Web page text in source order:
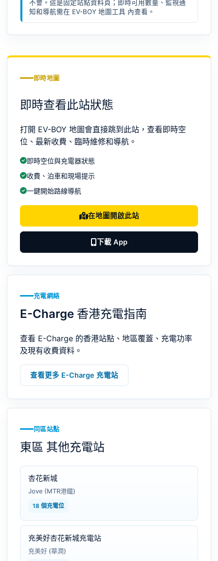
不會。這是固定站點資料頁；即時可用數量、監視通
知和導航需在 EV-BOY 地圖工具 內查看。
即時地圖
即時查看此站狀態
打開 EV-BOY 地圖會直接跳到此站，查看即時空
位、最新收費、臨時維修和導航。
即時空位與充電器狀態
收費、泊車和現場提示
一鍵開始路線導航
在地圖開啟此站
下載 App
充電網絡
E-Charge 香港充電指南
查看 E-Charge 的香港站點、地區覆蓋、充電功率
及現有收費資料。
查看更多 E-Charge 充電站
同區站點
東區 其他充電站
杏花新城
Jove (MTR港鐵)
18 個充電位
充美好杏花新城充電站
充美好 (華潤)